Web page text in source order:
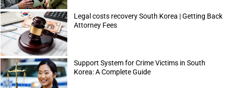
Legal costs recovery South Korea | Getting Back
Attorney Fees
Support System for Crime Victims in South
Korea: A Complete Guide